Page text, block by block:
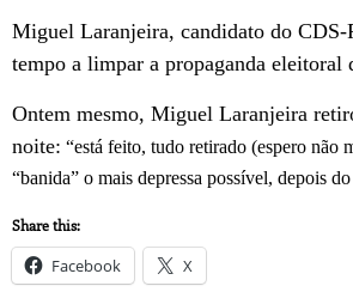
Miguel Laranjeira, candidato do CDS-
tempo a limpar a propaganda eleitoral
Ontem mesmo, Miguel Laranjeira
noite: “está feito, tudo retirado (espero não
“banida” o mais depressa possível, depois
Share this:
Facebook X